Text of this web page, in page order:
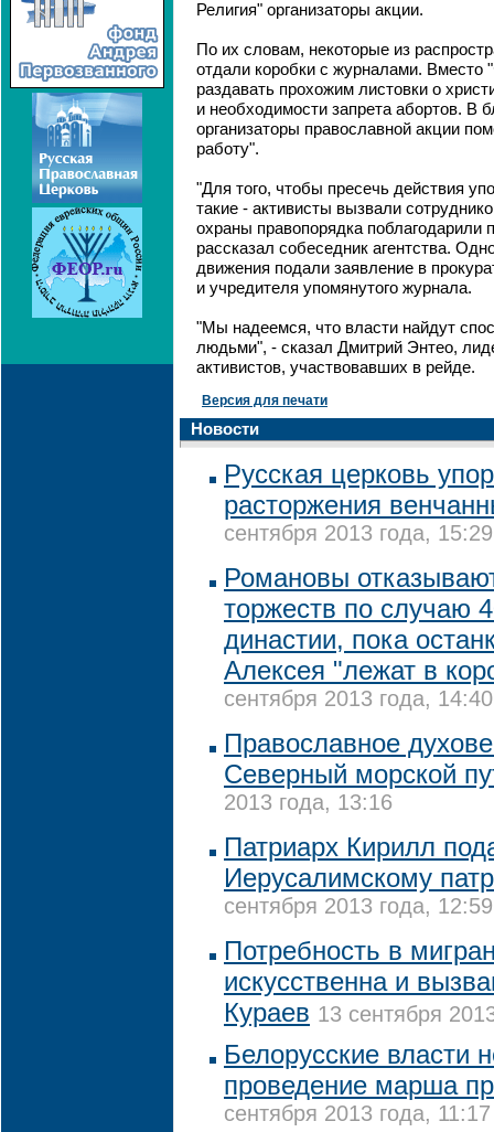
Религия" организаторы акции.
По их словам, некоторые из
отдали коробки с журналами. Вместо
раздавать прохожим листовки о
и необходимости запрета абортов. В
организаторы православной акции
работу".
"Для того, чтобы пресечь действия
такие - активисты вызвали
охраны правопорядка
рассказал собеседник агентства.
движения подали заявление в
и учредителя упомянутого журнала.
"Мы надеемся, что власти найдут
людьми", - сказал Дмитрий Энтео,
активистов, участвовавших в рейде.
Версия для печати
Новости
Русская церковь
расторжения
сентября 2013 года, 15:29
Романовы
торжеств по случаю
династии, пока
Алексея "лежат в
сентября 2013 года, 14:40
Православное
Северный морской
2013 года, 13:16
Патриарх Кирилл
Иерусалимскому
сентября 2013 года, 12:59
Потребность в
искусственна и
Кураев 13 сентября
Белорусские власти
проведение марша
сентября 2013 года, 11:17